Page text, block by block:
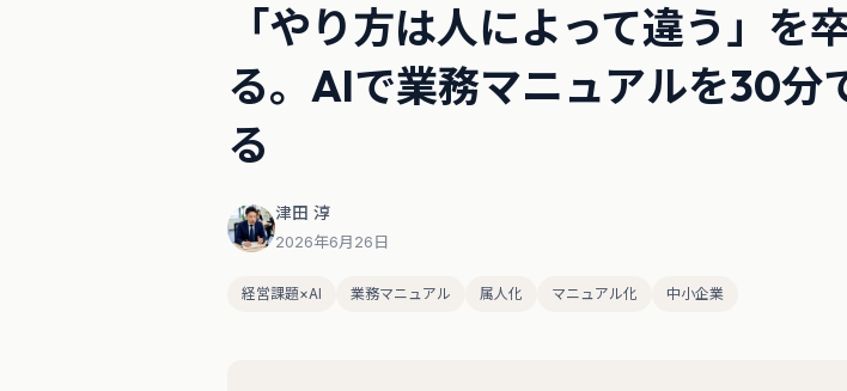
「やり方は人によって違う」を
る。AIで業務マニュアルを30分
る
津田 淳
2026年6月26日
経営課題×AI 業務マニュアル 属人化 マニュアル化 中小企業